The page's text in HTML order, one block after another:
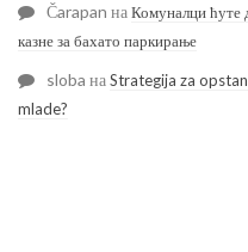
Čarapan наКомуналци ћуте
казне за бахато паркирање
sloba наStrategija za
mlade?